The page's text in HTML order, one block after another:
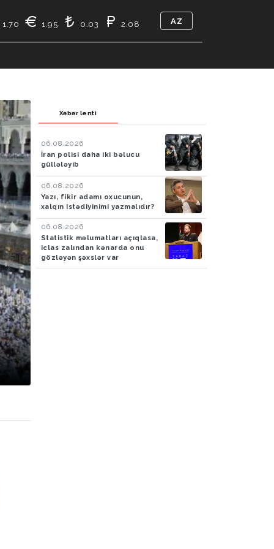
1.70 1.95 0.03 2.08 AZ
Xəbər lenti
06.08.2026
İran polisi daha iki bəlucu
güllələyib
06.08.2026
Yazı, fikir adamı oxucunun,
xalqın istədiyinimi yazmalıdır?
06.08.2026
Statistik məlumatları açıqlasa,
iclas zalından kənarda onu
gözləyən şəxslər var